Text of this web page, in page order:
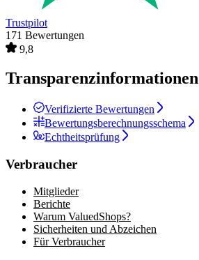
Trustpilot
171 Bewertungen
9,8
Transparenzinformationen
Verifizierte Bewertungen
Bewertungsberechnungsschema
Echtheitsprüfung
Verbraucher
Mitglieder
Berichte
Warum ValuedShops?
Sicherheiten und Abzeichen
Für Verbraucher